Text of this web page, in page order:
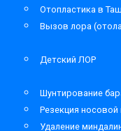
Отопластика в
Вызов лора
Детский ЛОР
Шунтирование
Резекция носовой
Удаление